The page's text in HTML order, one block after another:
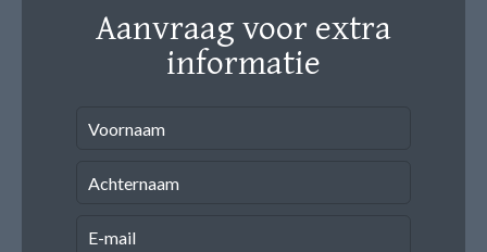
Aanvraag voor extra
informatie